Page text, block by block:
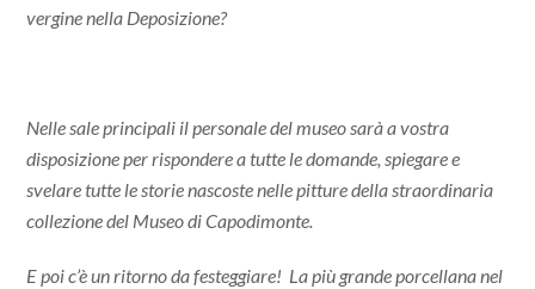
vergine nella Deposizione?
Nelle sale principali il personale del museo sarà a vostra
disposizione per rispondere a tutte le domande, spiegare e
svelare tutte le storie nascoste nelle pitture della straordinaria
collezione del Museo di Capodimonte.
E poi c’è un ritorno da festeggiare! La più grande porcellana nel